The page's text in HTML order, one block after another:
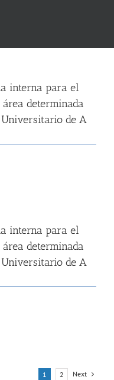
interna para el
determinada
de A
interna para el
determinada
de A
1 2 Next